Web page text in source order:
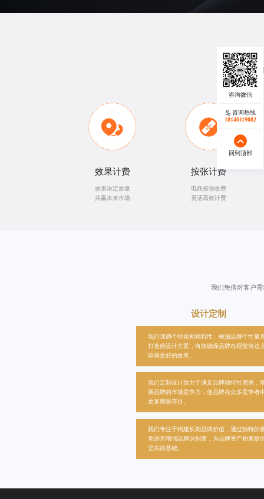
提供各种专
效果计费
效果决定质量
共赢未来市场
按张计费
电商按张收费
灵活高效计费
我们凭借对客户
设计定制
我们强调个性化和独特性、根据品牌个性量
打造的设计方案，有效确保品牌在视觉传达
取得更好的效果。
我们定制设计致力于满足品牌独特性需求，
强品牌的市场竞争力，使品牌在众多竞争者
更加耀眼夺目。
我们专注于构建长期品牌价值，通过独特的
觉语言增强品牌识别度，为品牌资产积累提
坚实的基础。
咨询热线
18140119082
回到顶部